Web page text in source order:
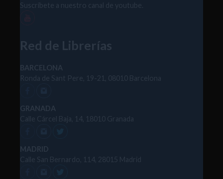
Suscríbete a nuestro canal de youtube.
Red de Librerías
BARCELONA
Ronda de Sant Pere, 19-21, 08010 Barcelona
GRANADA
Calle Cárcel Baja, 14, 18010 Granada
MADRID
Calle San Bernardo, 114, 28015 Madrid